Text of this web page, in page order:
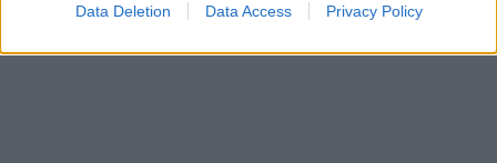
Data Deletion Data Access Privacy Policy